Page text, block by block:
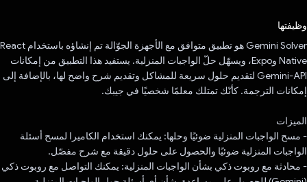
وظيفتها
Gemini Solver هو تطبيق متوافق مع الأجهزة الجوّالة تم إنشاؤه باستخدام React
Native وExpo، ويسهّل حلّ الواجبات المنزلية. يستفيد هذا التطبيق من إمكانات
Gemini-API لتقديم حلول سريعة للمشاكل وتقديم شرح واضح لها، بالإضافة إلى
إمكانات الترجمة. كأنّك تمتلك معلمًا شخصيًا في جيبك.
الميزات
- مسح الواجبات المنزلية ضوئيًا وحلها: يمكنك استخدام الكاميرا لمسح أسئلة
الواجبات المنزلية ضوئيًا والحصول على حلول دقيقة مع شرح مفصّل.
- محادثة مع روبوت ذكي بشأن الواجبات المنزلية: يمكنك التواصل مع روبوت ذكي